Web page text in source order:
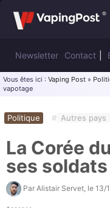
Newsletter Contact
Vous êtes ici : Vaping Post »
vapotage
Politique # Autres pays
La Corée
ses
Par Alistair Servet , le 13/